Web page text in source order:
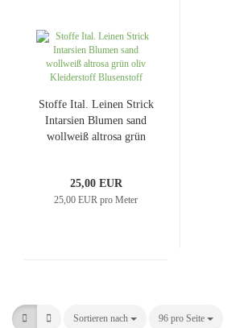
Stoffe Ital. Leinen Strick
Intarsien Blumen sand
wollweiß altrosa grün
25,00 EUR
25,00 EUR pro Meter
Sortieren nach
Sortieren nach 96 pro Seite
pro Seite